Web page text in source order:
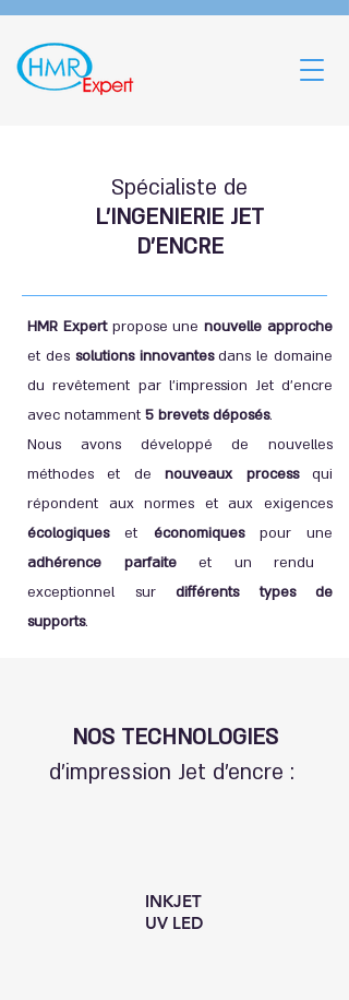
Spécialiste de
L'INGENIERIE JET
D'ENCRE
HMR Expert propose unenouvelle approche
et des solutions innovantesdans le domaine
du revêtement par l’impression Jet d'encre
avec notamment 5 brevets déposés.
Nous avons développé de nouvelles
méthodes et denouveaux processqui
répondent aux normes et aux exigences
écologiqueset économiques pour une
adhérence parfaiteet un rendu
exceptionnel sur différents types de
supports.
NOS TECHNOLOGIES
d’impression Jet d’encre :
INKJET
UV LED